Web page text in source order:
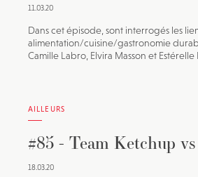
11.03.20
Dans cet épisode, sont interrogés les
alimentation/cuisine/gastronomie
Camille Labro, Elvira Masson et Estérelle
AILLEURS
#85 - Team Ketchup
18.03.20